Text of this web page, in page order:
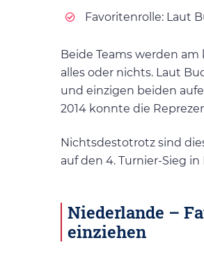
Favoritenrolle: Laut
Beide Teams werden
alles oder nichts. Laut
und einzigen beiden
2014 konnte die
Nichtsdestotrotz sind
auf den 4. Turnier-Sieg
Niederlande –
einziehen